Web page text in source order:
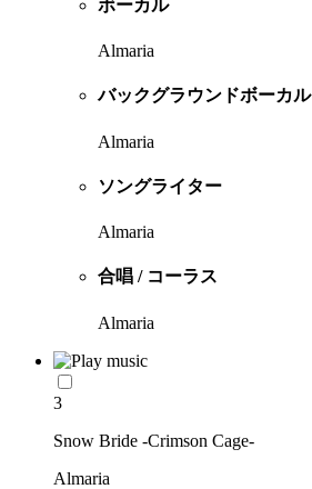
ボーカル
Almaria
バックグラウンドボーカル
Almaria
ソングライター
Almaria
合唱 / コーラス
Almaria
3
Snow Bride -Crimson Cage-
Almaria